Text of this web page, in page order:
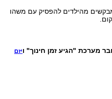
מהילדים להפסיק עם משהו
מערכת "הגיע זמן חינוך" ויזם